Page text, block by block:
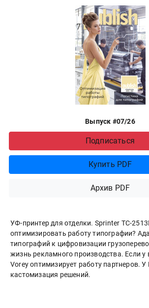
Выпуск #07/26
Подписаться
Купить PDF
Архив PDF
УФ-принтер для отделки. Sprinter ТС-
оптимизировать работу типографии?
типографий к цифровизации
жизнь рекламного производства. Если у
Vorey оптимизирует работу партнеров. У
кастомизация решений.